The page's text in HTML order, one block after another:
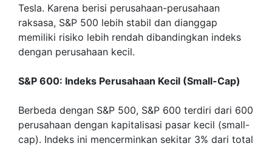
Tesla. Karena berisi perusahaan-perusahaan
raksasa, S&P 500 lebih stabil dan dianggap
memiliki risiko lebih rendah dibandingkan indeks
dengan perusahaan kecil.
S&P 600: Indeks Perusahaan Kecil (Small-Cap)
Berbeda dengan S&P 500, S&P 600 terdiri dari 600
perusahaan dengan kapitalisasi pasar kecil (small-
cap). Indeks ini mencerminkan sekitar 3% dari total